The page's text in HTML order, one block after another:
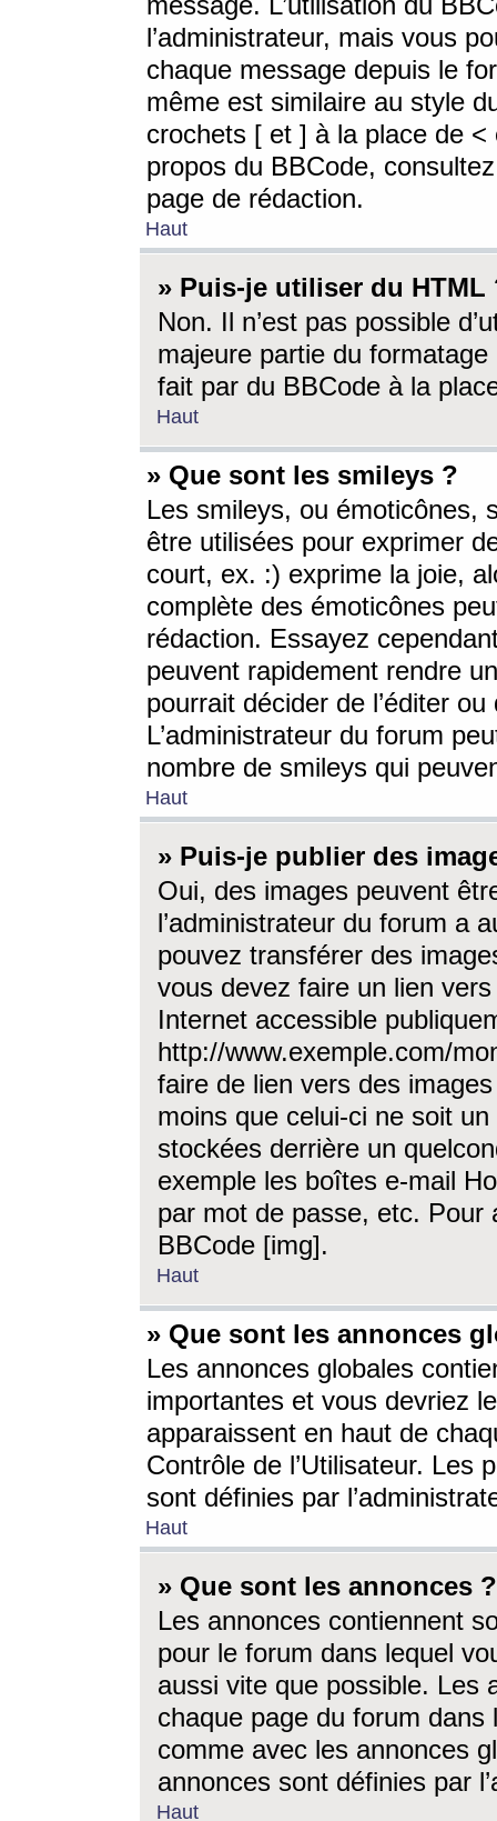
l’administrateur, mais vous
chaque message depuis le
même est similaire au style
crochets [ et ] à la place de <
propos du BBCode,
page de rédaction.
Haut
» Puis-je utiliser du HTML
Non. Il n’est pas possible
majeure partie du
fait par du BBCode à la
Haut
» Que sont les smileys ?
Les smileys, ou émoticônes,
être utilisées pour exprimer
court, ex. :) exprime la joie,
complète des émoticônes
rédaction. Essayez
peuvent rapidement rendre
pourrait décider de l’éditer
L’administrateur du forum
nombre de smileys qui
Haut
» Puis-je publier des
Oui, des images peuvent
l’administrateur du forum a
pouvez transférer des
vous devez faire un lien
Internet accessible
http://www.exemple.com/
faire de lien vers des
moins que celui-ci ne soit
stockées derrière un
exemple les boîtes e-mail
par mot de passe, etc. Pour
BBCode [img].
Haut
» Que sont les annonces
Les annonces globales
importantes et vous devriez
apparaissent en haut de
Contrôle de l’Utilisateur. Les
sont définies par
Haut
» Que sont les annonces ?
Les annonces contiennent
pour le forum dans lequel
aussi vite que possible. Les
chaque page du forum dans
comme avec les annonces
annonces sont définies par
Haut